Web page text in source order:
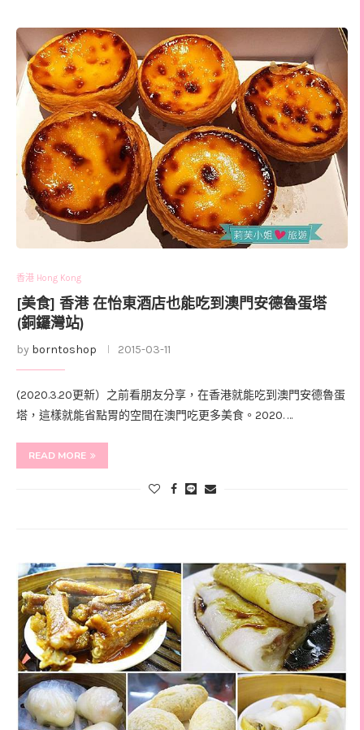
香港 Hong Kong
[美食] 香港 在怡東酒店也能吃到澳門安德魯蛋塔
(銅鑼灣站)
by borntoshop 2015-03-11
(2020.3.20更新）之前看朋友分享，在香港就能吃到澳門安德魯蛋
塔，這樣就能省點胃的空間在澳門吃更多美食。2020. …
READ MORE